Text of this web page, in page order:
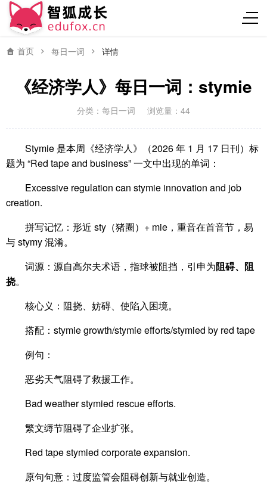
首页 每日一词 详情
《经济学人》每日一词：stymie
分类： 每日一词 浏览量：44
Stymie 是本周《经济学人》（2026 年 1 月 17 日刊）标
题为 “Red tape and business” 一文中出现的单词：
Excessive regulation can stymie innovation and job
creation.
拼写记忆：形近 sty（猪圈）+ mie，重音在首音节，易
与 stymy 混淆。
词源：源自高尔夫术语，指球被阻挡，引申为阻碍、阻
挠。
核心义：阻挠、妨碍、使陷入困境。
搭配：stymie growth/stymie efforts/stymied by red tape
例句：
恶劣天气阻碍了救援工作。
Bad weather stymied rescue efforts.
繁文缛节阻碍了企业扩张。
Red tape stymied corporate expansion.
原句句意：过度监管会阻碍创新与就业创造。